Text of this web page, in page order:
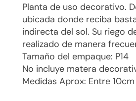
Planta de uso decorativo.
ubicada donde reciba
indirecta del sol. Su riego
realizado de manera
Tamaño del empaque: P14
No incluye matera
Medidas Aprox: Entre